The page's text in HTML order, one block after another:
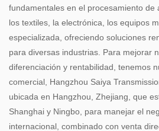
fundamentales en el procesamiento de
los textiles, la electrónica, los equipos
especializada, ofreciendo soluciones
para diversas industrias. Para mejorar
diferenciación y rentabilidad, tenemos
comercial, Hangzhou Saiya
ubicada en Hangzhou, Zhejiang, que
Shanghai y Ningbo, para manejar el
internacional, combinado con venta